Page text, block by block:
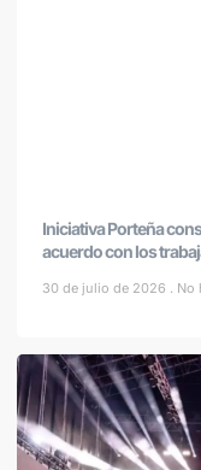
Iniciativa Porteña
acuerdo con los
30 de julio de 2026 No